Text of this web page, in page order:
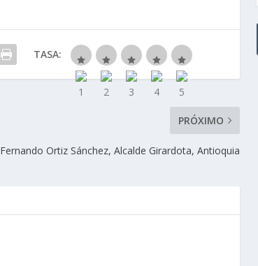
TASA:
PRÓXIMO
Fernando Ortiz Sánchez, Alcalde Girardota, Antioquia